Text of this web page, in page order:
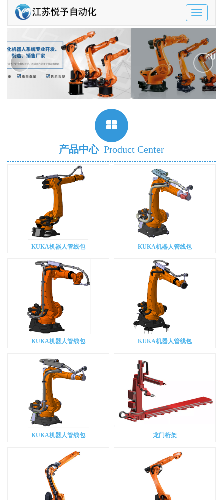
Toggle
‹ ›
产品中心 Product Center
KUKA机器人管线包 KUKA机器人管线包
KUKA机器人管线包 KUKA机器人管线包
KUKA机器人管线包 龙门桁架